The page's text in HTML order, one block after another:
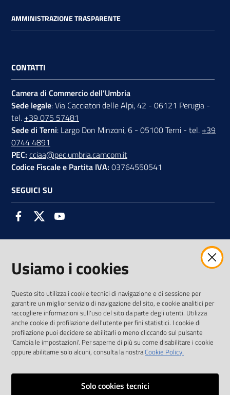
AMMINISTRAZIONE TRASPARENTE
CONTATTI
Camera di Commercio dell’Umbria
Sede legale: Via Cacciatori delle Alpi, 42 - 06121 Perugia -
tel. +39 075 57481
Sede di Terni: Largo Don Minzoni, 6 - 05100 Terni - tel. +39
0744 4891
PEC: cciaa@pec.umbria.camcom.it
Codice Fiscale e Partita IVA: 03764550541
SEGUICI SU
FacebookTwitter
AMMINISTRAZIONE TRASPARENTE INTERCAM S.C.A.R.L.
Vai alla pagina
Media Policy
Usiamo i cookies
Questo sito utilizza i cookie tecnici di navigazione e di sessione per
garantire un miglior servizio di navigazione del sito, e cookie analitici per
raccogliere informazioni sull'uso del sito da parte degli utenti. Utilizza
anche cookie di profilazione dell'utente per fini statistici. I cookie di
profilazione puoi decidere se abilitarli o meno cliccando sul pulsante
'Cambia le impostazioni'. Per saperne di più su come disabilitare i cookie
oppure abilitarne solo alcuni, consulta la nostraCookie Policy.
Solo cookies tecnici